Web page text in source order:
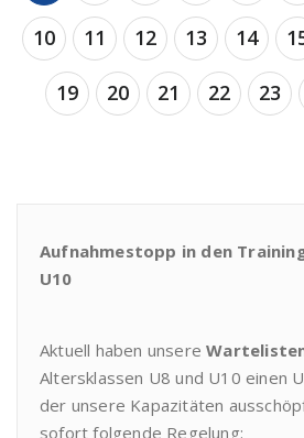
10 11 12 13 14
19 20 21 22 23
Aufnahmestopp in den
U10
Aktuell haben unsere
Altersklassen U8 und U10 einen
der unsere Kapazitäten
sofort folgende Regelung: